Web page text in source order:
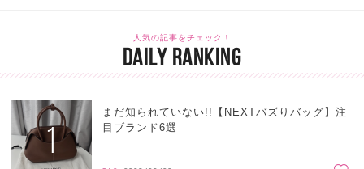
人気の記事をチェック！
DAILY RANKING
1
まだ知られていない!!【NEXTバズりバッグ】注
目ブランド6選